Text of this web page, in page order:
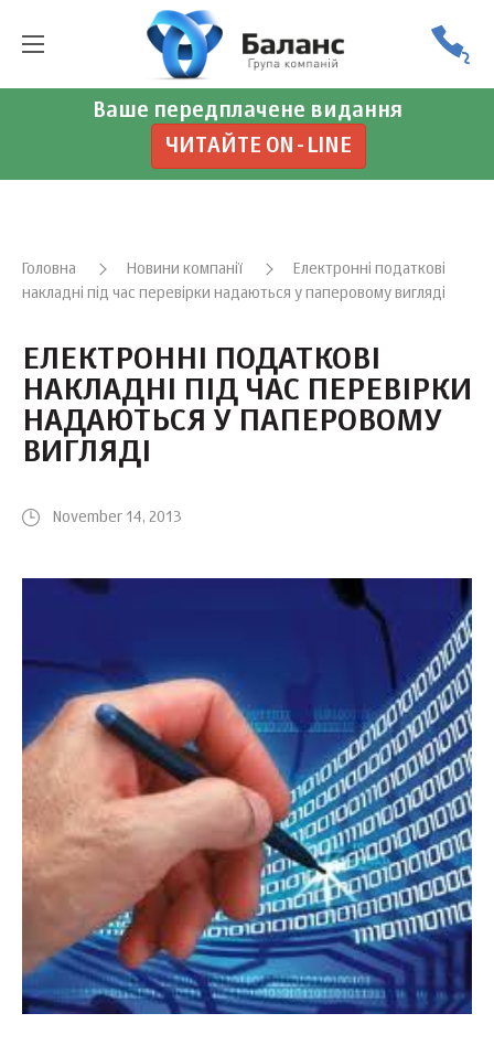
Ваше передплачене видання
ЧИТАЙТЕ ON-LINE
Головна Новини компанії
Електронні податкові
накладні під час перевірки надаються у паперовому вигляді
ЕЛЕКТРОННІ ПОДАТКОВІ
НАКЛАДНІ ПІД ЧАС ПЕРЕВІРКИ
НАДАЮТЬСЯ У ПАПЕРОВОМУ
ВИГЛЯДІ
November 14, 2013